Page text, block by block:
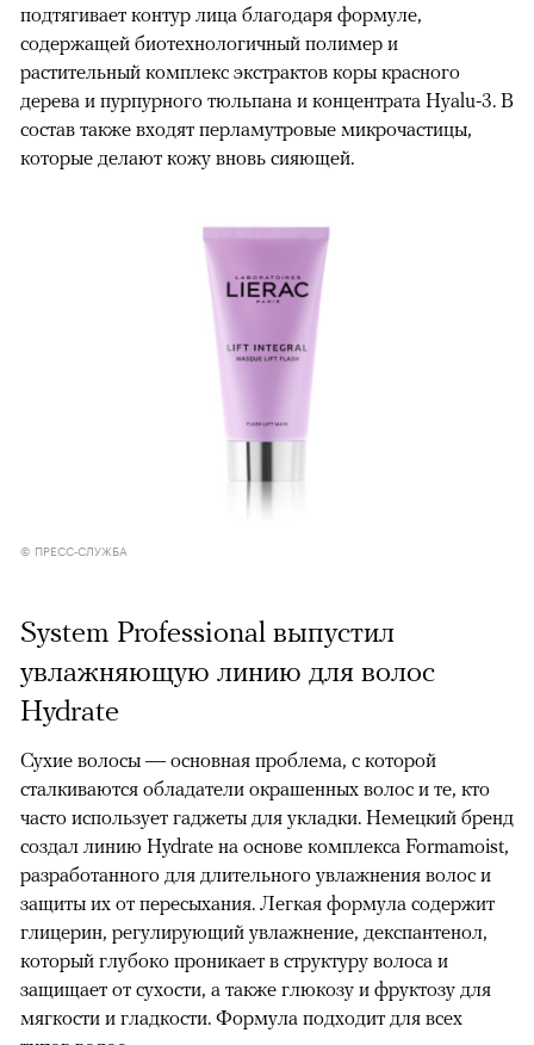
подтягивает контур лица благодаря формуле,
содержащей биотехнологичный полимер и
растительный комплекс экстрактов коры красного
дерева и пурпурного тюльпана и концентрата Hyalu-3. В
состав также входят перламутровые микрочастицы,
которые делают кожу вновь сияющей.
© ПРЕСС-СЛУЖБА
System Professional выпустил
увлажняющую линию для волос
Hydrate
Сухие волосы — основная проблема, с которой
сталкиваются обладатели окрашенных волос и те, кто
часто использует гаджеты для укладки. Немецкий бренд
создал линию Hydrate на основе комплекса Formamoist,
разработанного для длительного увлажнения волос и
защиты их от пересыхания. Легкая формула содержит
глицерин, регулирующий увлажнение, декспантенол,
который глубоко проникает в структуру волоса и
защищает от сухости, а также глюкозу и фруктозу для
мягкости и гладкости. Формула подходит для всех